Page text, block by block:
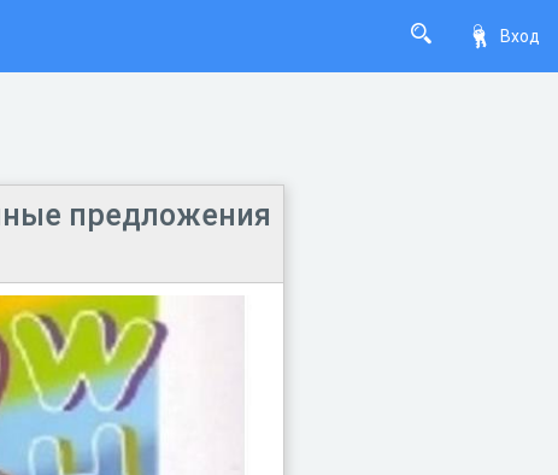
Вход
предложения